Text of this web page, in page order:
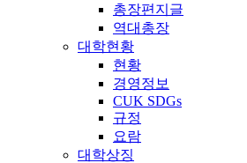
총장편지글
역대총장
대학현황
현황
경영정보
CUK SDGs
규정
요람
대학상징